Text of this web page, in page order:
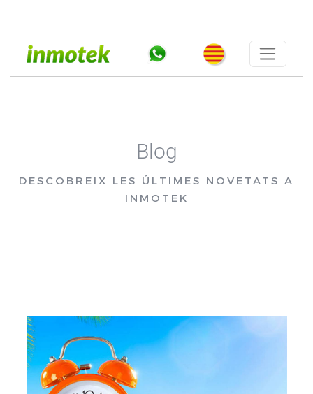
Blog
DESCOBREIX LES ÚLTIMES NOVETATS A
INMOTEK